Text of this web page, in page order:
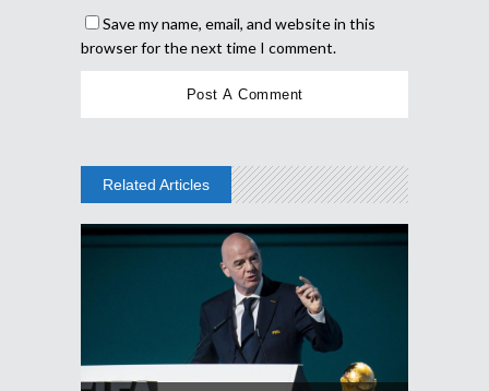
Save my name, email, and website in this
browser for the next time I comment.
Related Articles